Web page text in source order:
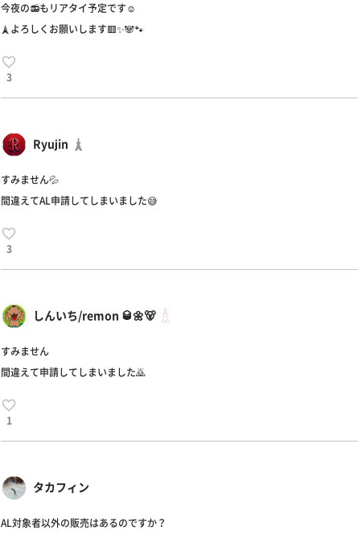
今夜の📻もリアタイ予定です☺️
🗼よろしくお願いします🟥✨🐼🐾
3
Ryujin
すみません💦
間違えてAL申請してしまいました😅
3
しんいち/remon 🥃🌼🐻
すみません
間違えて申請してしまいました🙇
1
タカフィン
AL対象者以外の販売はあるのですか？